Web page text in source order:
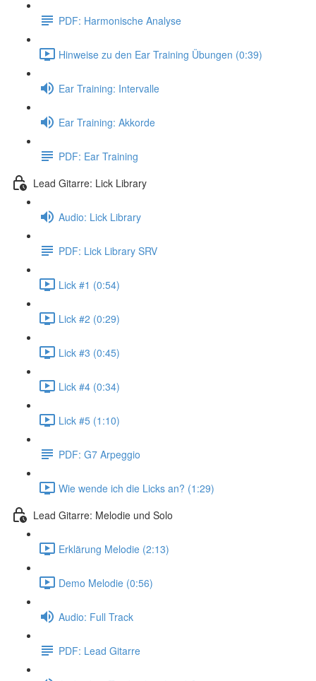
PDF: Harmonische Analyse
Hinweise zu den Ear Training Übungen (0:39)
Ear Training: Intervalle
Ear Training: Akkorde
PDF: Ear Training
Lead Gitarre: Lick Library
Audio: Lick Library
PDF: Lick Library SRV
Lick #1 (0:54)
Lick #2 (0:29)
Lick #3 (0:45)
Lick #4 (0:34)
Lick #5 (1:10)
PDF: G7 Arpeggio
Wie wende ich die Licks an? (1:29)
Lead Gitarre: Melodie und Solo
Erklärung Melodie (2:13)
Demo Melodie (0:56)
Audio: Full Track
PDF: Lead Gitarre